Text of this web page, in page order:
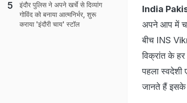
India
अपने आप में
बीच INS
विक्रांत के
पहला स्वदेशी
जानते हैं इसके
इंदौर पुलिस ने अपने खर्चे से दिव्यांग
गोविंद को बनाया आत्मनिर्भर, शुरू
कराया 'इंदौरी चाय' स्टॉल